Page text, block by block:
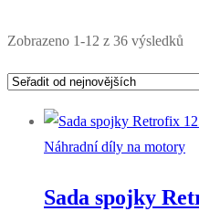
Zobrazeno 1-12 z 36 výsledků
Náhradní díly na motory
Sada spojky